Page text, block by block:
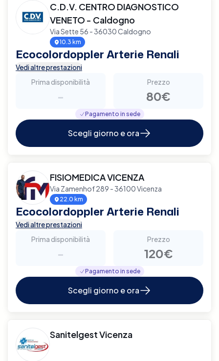
C.D.V. CENTRO DIAGNOSTICO
VENETO - Caldogno
Via Sette 56 - 36030 Caldogno
10.3 km
Ecocolordoppler Arterie Renali
Vedi altre prestazioni
Prima disponibilità
-
Prezzo
80€
Pagamento in sede
Scegli giorno e ora
FISIOMEDICA VICENZA
Via Zamenhof 289 - 36100 Vicenza
22.0 km
Ecocolordoppler Arterie Renali
Vedi altre prestazioni
Prima disponibilità
-
Prezzo
120€
Pagamento in sede
Scegli giorno e ora
Sanitelgest Vicenza